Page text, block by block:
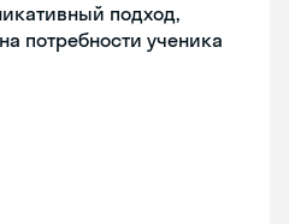
подход,
потребности ученика